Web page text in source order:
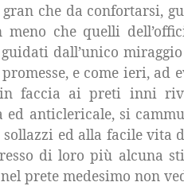
gran che da confortarsi,
meno che quelli
dall’unico
e come ieri, ad
faccia ai preti inni
anticlericale, si
ed alla facile vita
di loro più alcuna
prete medesimo non